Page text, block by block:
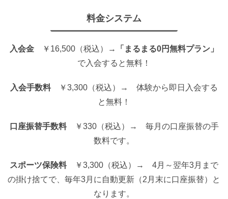
料金システム
入会金 ￥16,500（税込）→
「まるまる0円無料プラン」
で入会すると無料！
入会手数料￥3,300（税込）→ 体験から即日入会する
と無料！
口座振替手数料￥330（税込）→ 毎月の口座振替の手
数料です。
スポーツ保険料￥3,300（税込）→ 4月～翌年3月まで
の掛け捨てで、毎年3月に自動更新（2月末に口座振替）と
なります。